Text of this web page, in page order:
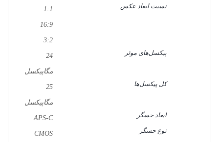
نسبت ابعاد عکس
1:1
16:9
3:2
پیکسل‌های موثر
24
مگاپیکسل
کل پیکسل‌ها
25
مگاپیکسل
ابعاد حسگر
APS-C
نوع حسگر
CMOS